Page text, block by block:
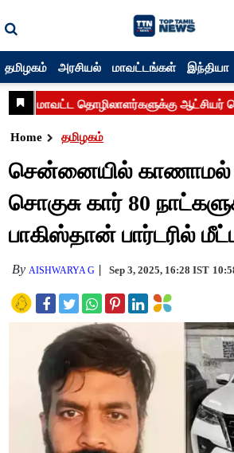
தமிழகம் அரசியல் மாவட்டங்கள் இந்தியா
Home தமிழகம்
சென்னையில்
சொகுசு கார் 80
பாகிஸ்தான் பார்டரில்
By AISHWARYA G Sep 3, 2025, 16:28 IST